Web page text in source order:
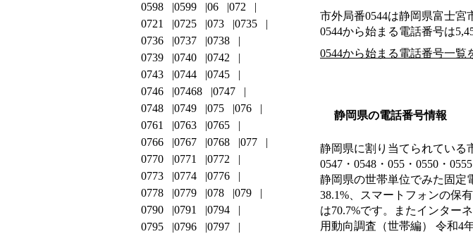
市外局番0544は静岡県富士宮
0544から始まる電話番号は
0544から始まる電話番号一覧
静岡県の電話番号情報
静岡県に割り当てられている
0547・0548・055・0550・
静岡県の世帯単位でみた固定
38.1%、スマートフォンの保
は70.7%です。またインター
用動向調査（世帯編） 令和4
0598
0599 06
072
0721
0725 073
0735
0736
0737
0738
0739
0740
0742
0743
0744
0745
0746
07468
0747
0748
0749 075
076
0761
0763
0765
0766
0767 0768
077
0770
0771
0772
0773
0774
0776
0778
0779 078
079
0790
0791
0794
0795
0796
0797